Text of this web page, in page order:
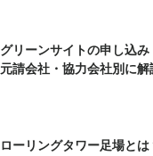
グリーンサイトの申し込
元請会社・協力会社別に解
ローリングタワー足場とは